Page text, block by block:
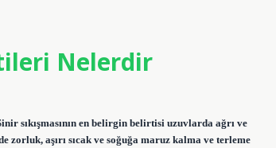
Nelerdir
sıkışmasının en belirgin belirtisi uzuvlarda ağrı ve
zorluk, aşırı sıcak ve soğuğa maruz kalma ve terleme